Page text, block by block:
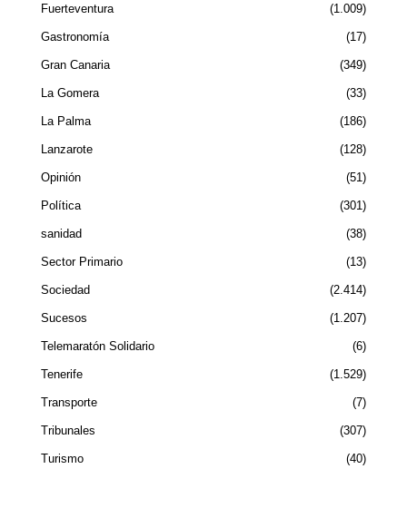
Fuerteventura 1.009
Gastronomía 17
Gran Canaria 349
La Gomera 33
La Palma 186
Lanzarote 128
Opinión 51
Política 301
sanidad 38
Sector Primario 13
Sociedad 2.414
Sucesos 1.207
Telemaratón Solidario 6
Tenerife 1.529
Transporte 7
Tribunales 307
Turismo 40